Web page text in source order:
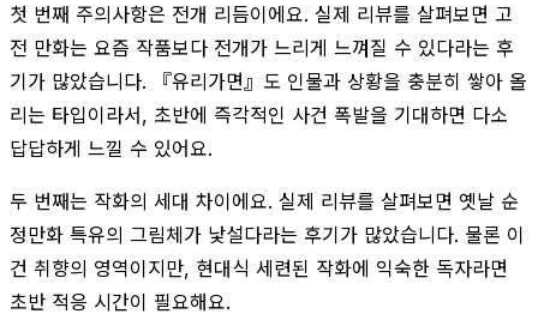
첫 번째 주의사항은 전개 리듬이에요. 실제 리뷰를 살펴보면 고
전 만화는 요즘 작품보다 전개가 느리게 느껴질 수 있다라는 후
기가 많았습니다. 『유리가면』도 인물과 상황을 충분히 쌓아 올
리는 타입이라서, 초반에 즉각적인 사건 폭발을 기대하면 다소
답답하게 느낄 수 있어요.
두 번째는 작화의 세대 차이에요. 실제 리뷰를 살펴보면 옛날 순
정만화 특유의 그림체가 낯설다라는 후기가 많았습니다. 물론 이
건 취향의 영역이지만, 현대식 세련된 작화에 익숙한 독자라면
초반 적응 시간이 필요해요.